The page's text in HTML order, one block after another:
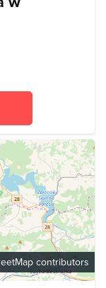
contributors